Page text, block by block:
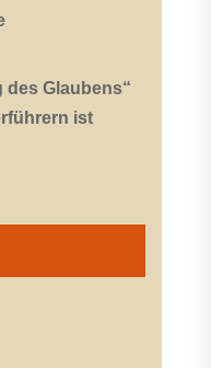
des Glaubens“
ist